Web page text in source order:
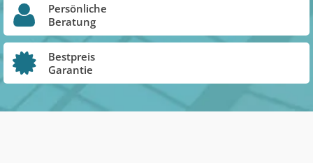
Persönliche
Beratung
Bestpreis
Garantie